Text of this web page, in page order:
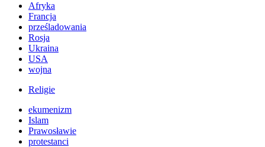
Afryka
Francja
prześladowania
Rosja
Ukraina
USA
wojna
Religie
ekumenizm
Islam
Prawosławie
protestanci